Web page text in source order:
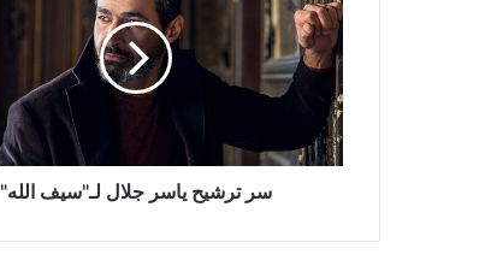
ياسر
جلال
لـ"سيف
الله"
سر ترشيح ياسر جلال لـ"سيف الله"